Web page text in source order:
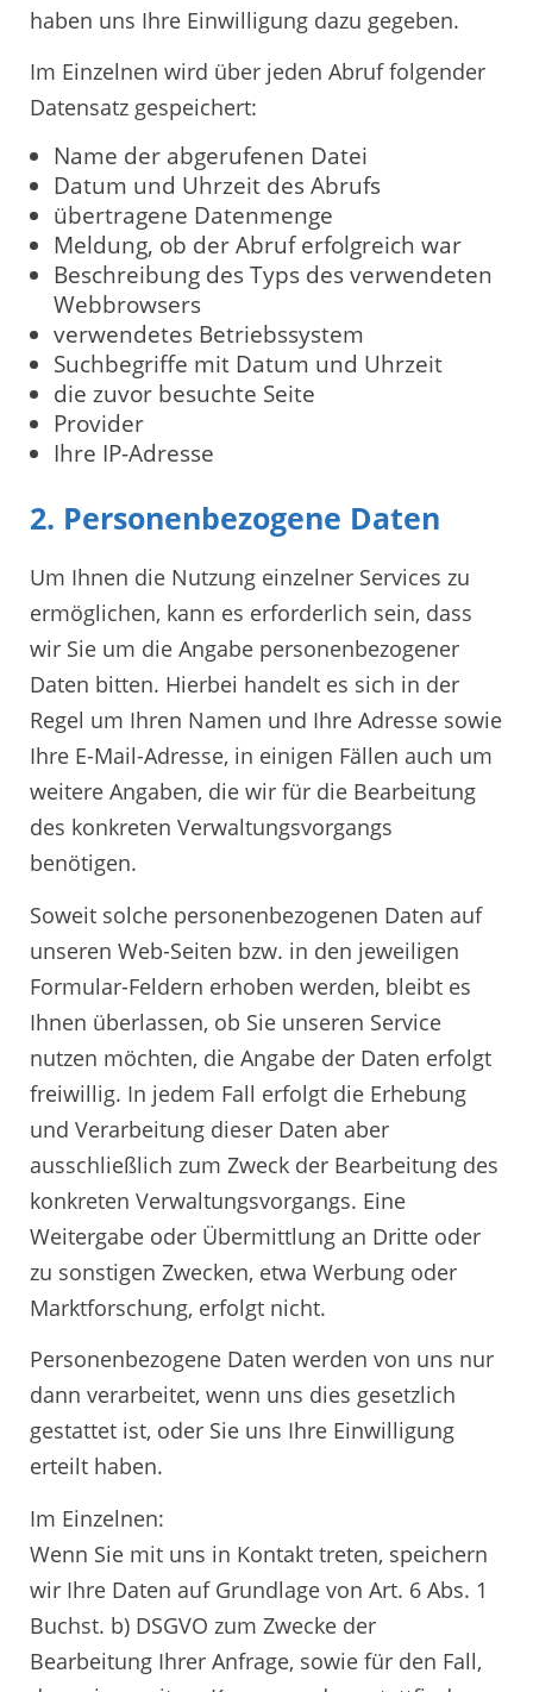
haben uns Ihre Einwilligung dazu gegeben.
Im Einzelnen wird über jeden Abruf folgender
Datensatz gespeichert:
Name der abgerufenen Datei
Datum und Uhrzeit des Abrufs
übertragene Datenmenge
Meldung, ob der Abruf erfolgreich war
Beschreibung des Typs des verwendeten
Webbrowsers
verwendetes Betriebssystem
Suchbegriffe mit Datum und Uhrzeit
die zuvor besuchte Seite
Provider
Ihre IP-Adresse
2. Personenbezogene Daten
Um Ihnen die Nutzung einzelner Services zu
ermöglichen, kann es erforderlich sein, dass
wir Sie um die Angabe personenbezogener
Daten bitten. Hierbei handelt es sich in der
Regel um Ihren Namen und Ihre Adresse sowie
Ihre E-Mail-Adresse, in einigen Fällen auch um
weitere Angaben, die wir für die Bearbeitung
des konkreten Verwaltungsvorgangs
benötigen.
Soweit solche personenbezogenen Daten auf
unseren Web-Seiten bzw. in den jeweiligen
Formular-Feldern erhoben werden, bleibt es
Ihnen überlassen, ob Sie unseren Service
nutzen möchten, die Angabe der Daten erfolgt
freiwillig. In jedem Fall erfolgt die Erhebung
und Verarbeitung dieser Daten aber
ausschließlich zum Zweck der Bearbeitung des
konkreten Verwaltungsvorgangs. Eine
Weitergabe oder Übermittlung an Dritte oder
zu sonstigen Zwecken, etwa Werbung oder
Marktforschung, erfolgt nicht.
Personenbezogene Daten werden von uns nur
dann verarbeitet, wenn uns dies gesetzlich
gestattet ist, oder Sie uns Ihre Einwilligung
erteilt haben.
Im Einzelnen:
Wenn Sie mit uns in Kontakt treten, speichern
wir Ihre Daten auf Grundlage von Art. 6 Abs. 1
Buchst. b) DSGVO zum Zwecke der
Bearbeitung Ihrer Anfrage, sowie für den Fall,